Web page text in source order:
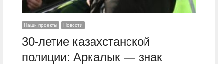
Наши проекты Новости
30-летие казахстанской
полиции: Аркалык — знак